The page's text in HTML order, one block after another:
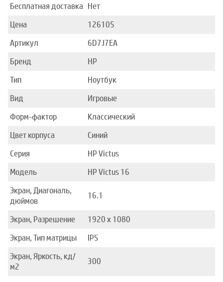
Бесплатная доставка Нет
Цена
126105
Артикул
6D7J7EA
Бренд
HP
Тип
Ноутбук
Вид
Игровые
Форм-фактор
Классический
Цвет корпуса
Синий
Серия
HP Victus
Модель
HP Victus 16
Экран, Диагональ,
дюймов
16.1
Экран, Разрешение
1920 x 1080
Экран, Тип матрицы
IPS
Экран, Яркость, кд/
м2
300